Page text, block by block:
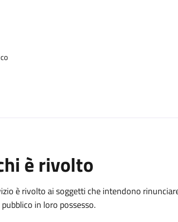
è rivolto
è rivolto ai soggetti che intendono
in loro possesso.